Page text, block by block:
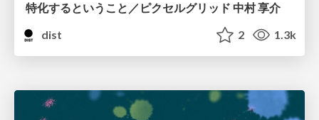
特化するということ／ピクセルグリッド 中村 享介
dist
2 1.3k